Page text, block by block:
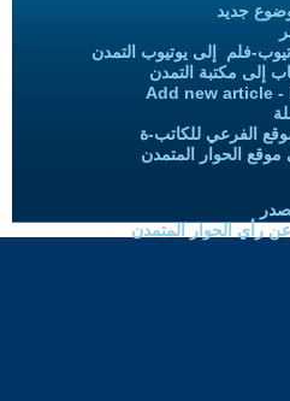
جديد
فلم إلى يوتيوب التمدن
إلى مكتبة التمدن
Add new article -
الفرعي للكاتب-ة
الحوار المتمدن
رأي الحوار المتمدن